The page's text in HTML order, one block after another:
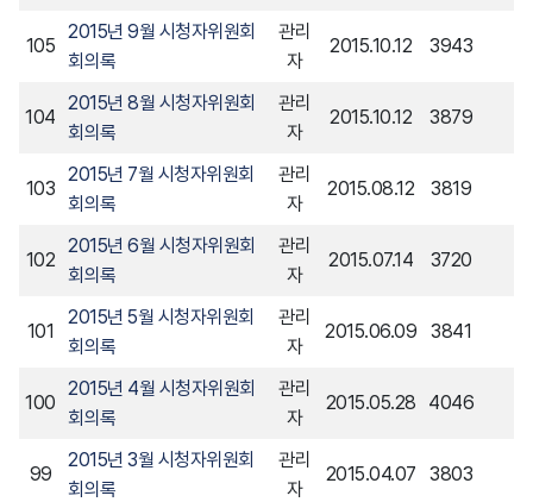
105
2015년 9월 시청자위원회
회의록
관리
자
2015.10.12 3943
104
2015년 8월 시청자위원회
회의록
관리
자
2015.10.12 3879
103
2015년 7월 시청자위원회
회의록
관리
자
2015.08.12 3819
102
2015년 6월 시청자위원회
회의록
관리
자
2015.07.14 3720
101
2015년 5월 시청자위원회
회의록
관리
자
2015.06.09 3841
100
2015년 4월 시청자위원회
회의록
관리
자
2015.05.28 4046
99
2015년 3월 시청자위원회
회의록
관리
자
2015.04.07 3803